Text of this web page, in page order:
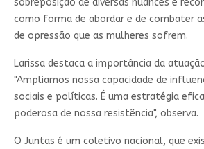
como forma de abordar e de combater
de opressão que as mulheres sofrem.
Larissa destaca a importância da
"Ampliamos nossa capacidade de
sociais e políticas. É uma estratégia
poderosa de nossa resistência", observa.
O Juntas é um coletivo nacional, que